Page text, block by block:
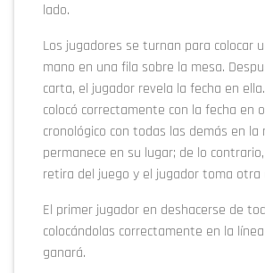
lado.
Los jugadores se turnan para colocar
mano en una fila sobre la mesa.
carta, el jugador revela la fecha en
colocó correctamente con la fecha en
cronológico con todas las demás en la
permanece en su lugar; de lo
retira del juego y el jugador toma otra
El primer jugador en deshacerse de
colocándolas correctamente en la
ganará.